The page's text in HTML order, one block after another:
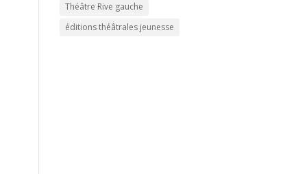
Théâtre Rive gauche
éditions théâtrales jeunesse